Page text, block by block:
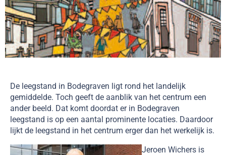
De leegstand in Bodegraven ligt rond het landelijk
gemiddelde. Toch geeft de aanblik van het centrum een
ander beeld. Dat komt doordat er in Bodegraven
leegstand is op een aantal prominente locaties. Daardoor
lijkt de leegstand in het centrum erger dan het werkelijk is.
Jeroen Wichers is